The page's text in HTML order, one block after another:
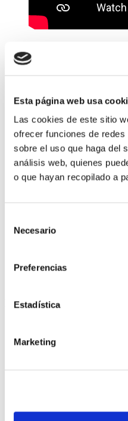
Esta página web usa
Las cookies de este sitio
ofrecer funciones de
sobre el uso que haga del
análisis web, quienes
o que hayan recopilado a
Necesario
Preferencias
Estadística
Marketing
CURED SELECTA
FRESH SELECTA